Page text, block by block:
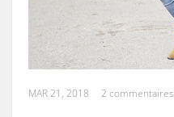
MAR 21, 2018 2 commentaires